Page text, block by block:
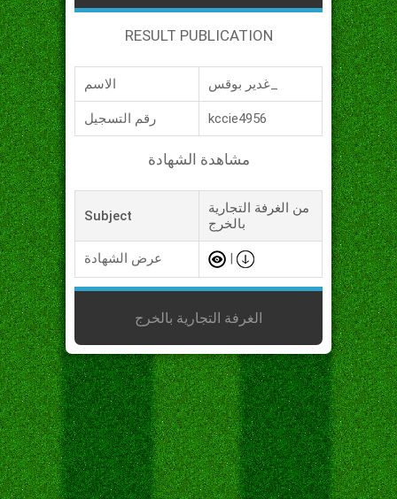
RESULT PUBLICATION
الاسم
رقم التسجيل kccie4956
مشاهدة الشهادة
Subject
من الغرفة التجارية
بالخرج
عرض الشهادة
الغرفة التجارية بالخرج